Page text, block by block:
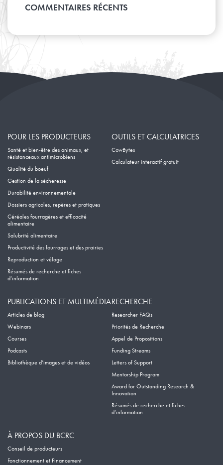
Janvier
Février
Mars
Mai
Février
COMMENTAIRES RÉCENTS
POUR LES PRODUCTEURS
Santé et bien-être des animaux, et
résistanceaux antimicrobiens
Qualité du boeuf
Gestion de la sécheresse
Durabilité environnementale
Dossiers agricoles, repères et pratiques
Céréales fourragères et efficacité
alimentaire
Salubrité alimentaire
Productivité des fourrages et des prairies
Reproduction et vêlage
Résumés de recherche et fiches
d’information
OUTILS ET CALCULATRICES
CowBytes
Calculateur interactif gratuit
PUBLICATIONS ET MULTIMÉDIA
Articles de blog
Webinars
Courses
Podcasts
Bibliothèque d’images et de vidéos
RECHERCHE
Researcher FAQs
Priorités de Recherche
Appel de Propositions
Funding Streams
Letters of Support
Mentorship Program
Award for Outstanding Research &
Innovation
Résumés de recherche et fiches
d’information
À PROPOS DU BCRC
Conseil de producteurs
Fonctionnement et Financement